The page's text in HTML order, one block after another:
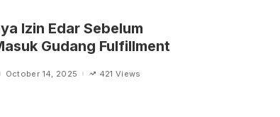
Izin Edar Sebelum
Gudang Fulfillment
October 14, 2025 421 Views